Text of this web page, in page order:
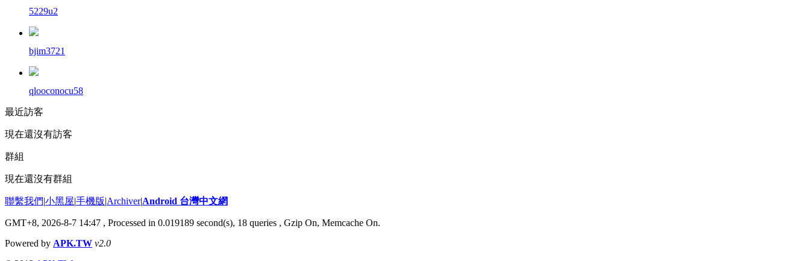
5229u2
bjim3721
qlooconocu58
最近訪客
現在還沒有訪客
群組
現在還沒有群組
聯繫我們|小黑屋|手機版|Archiver|Android 台灣中文網
GMT+8, 2026-8-7 14:47 , Processed in 0.019189 second(s), 18 queries , Gzip On, Memcache On.
Powered by APK.TW v2.0